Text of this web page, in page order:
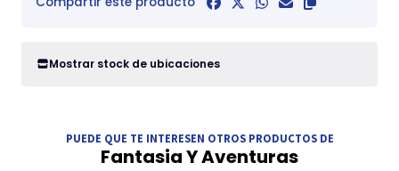
Mostrar stock de ubicaciones
PUEDE QUE TE INTERESEN OTROS PRODUCTOS DE
Fantasia Y Aventuras